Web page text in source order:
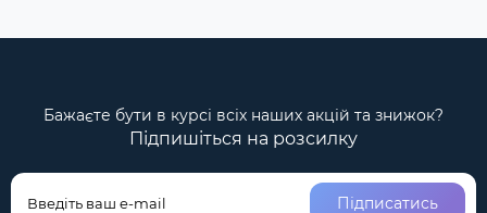
Бажаєте бути в курсі всіх наших акцій та знижок?
Підпишіться на розсилку
Підписатись